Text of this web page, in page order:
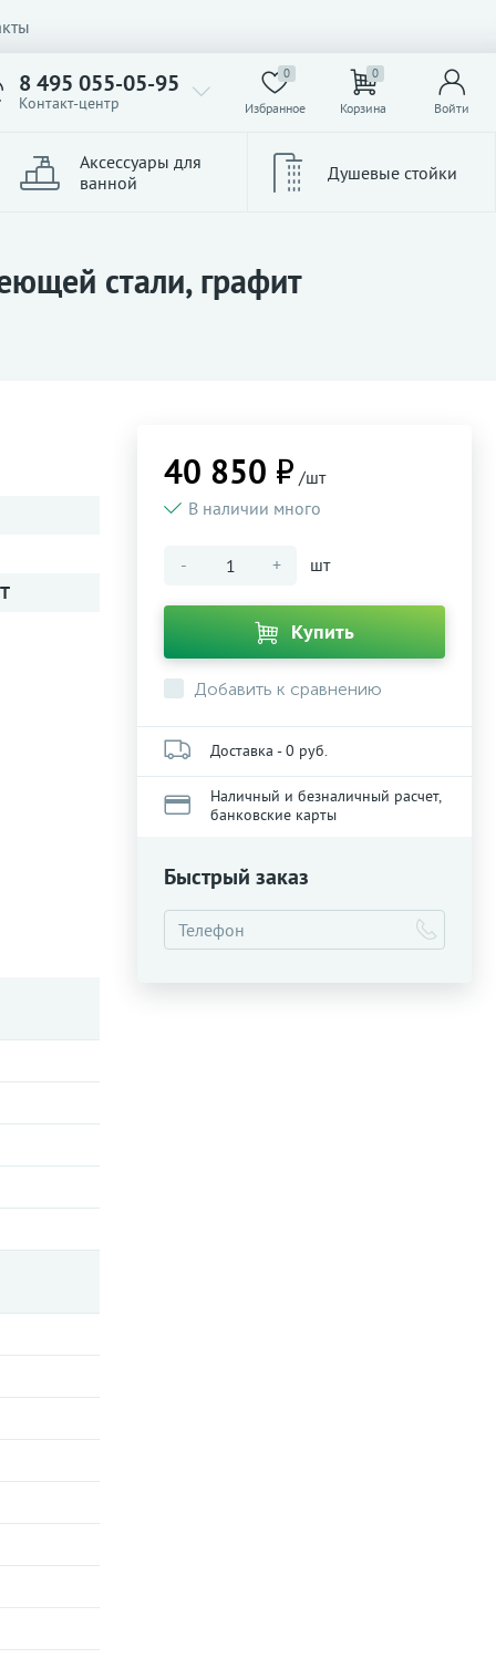
8 495 055-05-95
Контакт-центр
0
Избранное
0
Корзина Войти
Аксессуары для
ванной
Душевые стойки
стали, графит
40 850 ₽ /шт
В наличии много
- + шт
Купить
Добавить к сравнению
Доставка - 0 руб.
Наличный и безналичный расчет,
банковские карты
Быстрый заказ